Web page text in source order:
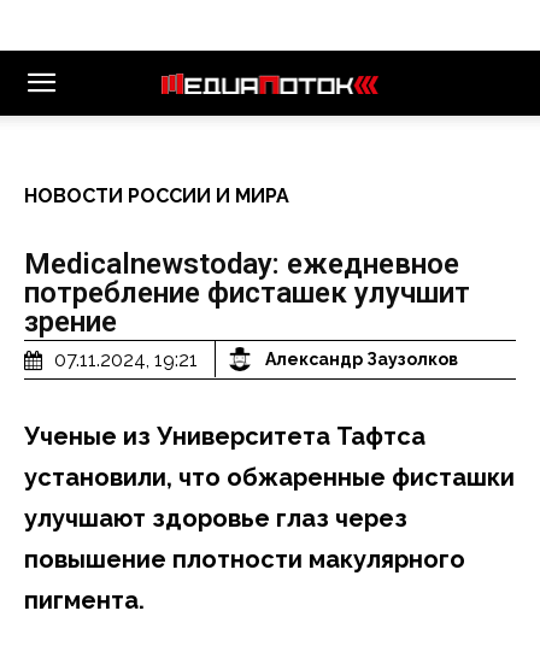
НОВОСТИ РОССИИ И МИРА
Medicalnewstoday: ежедневное
потребление фисташек улучшит
зрение
07.11.2024, 19:21 Александр Заузолков
Ученые из Университета Тафтса
установили, что обжаренные фисташки
улучшают здоровье глаз через
повышение плотности макулярного
пигмента.